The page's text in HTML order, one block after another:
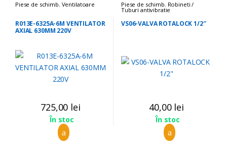
Piese de schimb, Ventilatoare
R013E-6325A-6M VENTILATOR
AXIAL 630MM 220V
725,00 lei
În stoc
Piese de schimb, Robineti /
Tuburi antivibratie
VS06-VALVA ROTALOCK 1/2″
40,00 lei
În stoc